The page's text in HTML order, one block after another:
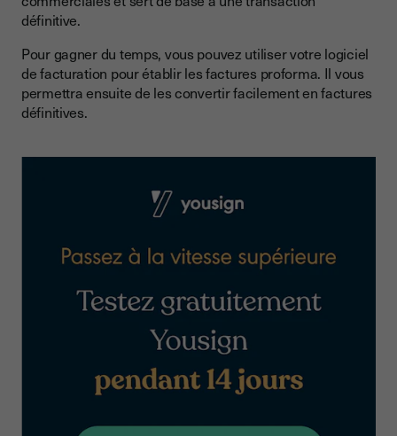
définitive.
Pour gagner du temps, vous pouvez utiliser votre logiciel
de facturation pour établir les factures proforma. Il vous
permettra ensuite de les convertir facilement en factures
définitives.